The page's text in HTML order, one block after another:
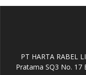
PT HARTA RABEL
Pratama SQ3 No. 17